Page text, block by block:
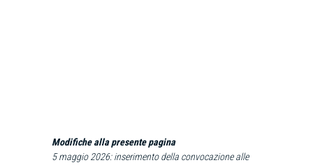
Modifiche alla presente pagina
5 maggio 2026: inserimento della convocazione alle